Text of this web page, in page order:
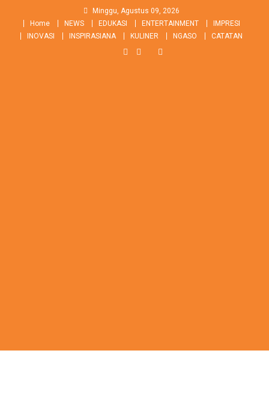
content
Minggu, Agustus 09, 2026
Home
NEWS EDUKASI ENTERTAINMENT
IMPRESI
INOVASI
INSPIRASIANA KULINER NGASO CATATAN